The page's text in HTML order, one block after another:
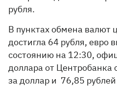
рубля.
В пунктах обмена валют
достигла 64 рубля, евро
состоянию на 12:30,
доллара от Центробанка
за доллар и 76,85